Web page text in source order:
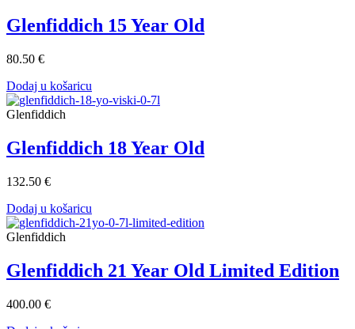
Glenfiddich 15 Year Old
80.50 €
Dodaj u košaricu
Glenfiddich
Glenfiddich 18 Year Old
132.50 €
Dodaj u košaricu
Glenfiddich
Glenfiddich 21 Year Old Limited Edition
400.00 €